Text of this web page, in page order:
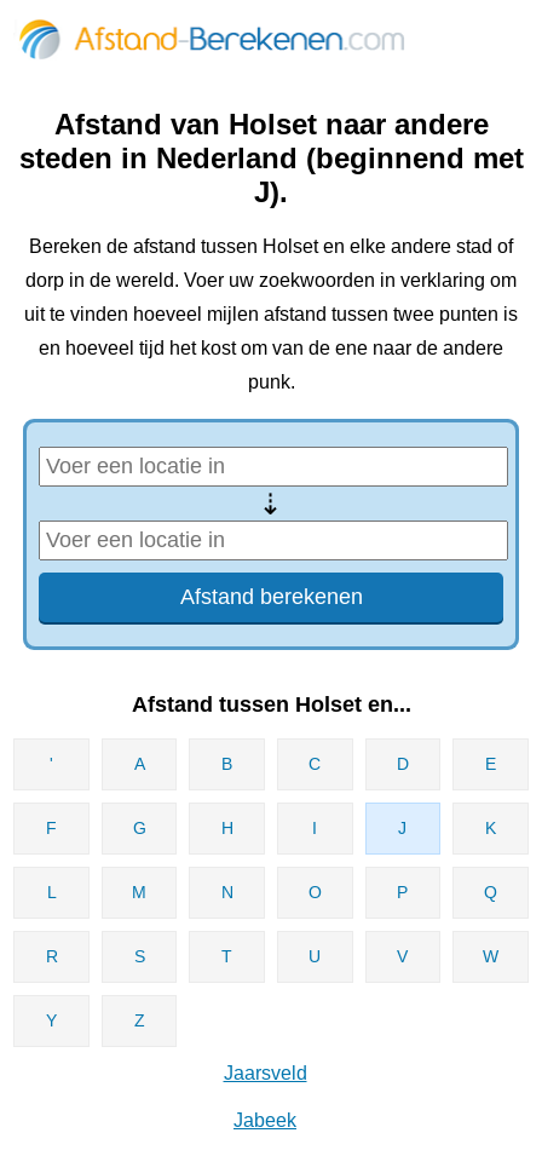
Afstand van Holset naar andere
steden in Nederland (beginnend met
J).
Bereken de afstand tussen Holset en elke andere stad of
dorp in de wereld. Voer uw zoekwoorden in verklaring om
uit te vinden hoeveel mijlen afstand tussen twee punten is
en hoeveel tijd het kost om van de ene naar de andere
punk.
⇢
Afstand tussen Holset en...
' A B C D E
F G H I J K
L M N O P Q
R S T U V W
Y Z
Jaarsveld
Jabeek